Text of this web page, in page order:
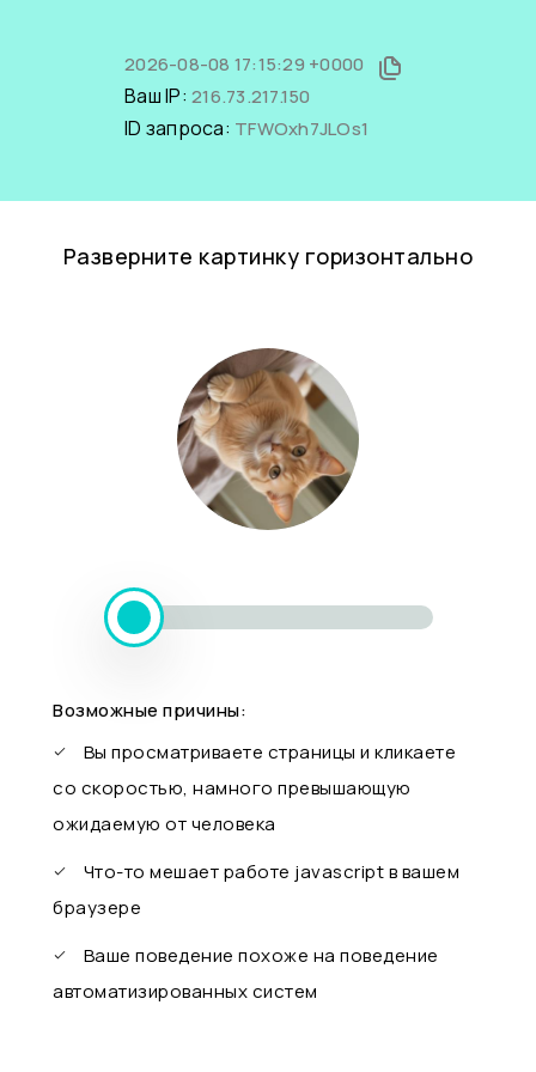
2026-08-08 17:15:29 +0000
Ваш IP: 216.73.217.150
ID запроса: TFWOxh7JLOs1
Разверните картинку горизонтально
Возможные причины:
Вы просматриваете страницы и кликаете
со скоростью, намного превышающую
ожидаемую от человека
Что-то мешает работе javascript в вашем
браузере
Ваше поведение похоже на поведение
автоматизированных систем